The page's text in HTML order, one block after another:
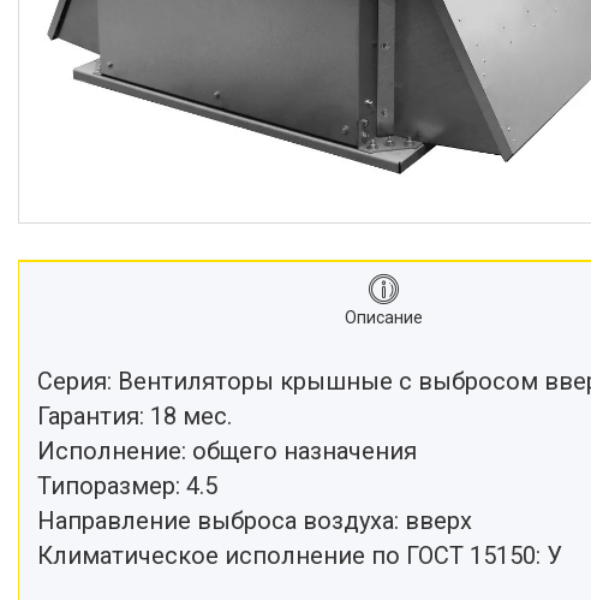
Описание
Серия: Вентиляторы крышные с выбросом
Гарантия: 18 мес.
Исполнение: общего назначения
Типоразмер: 4.5
Направление выброса воздуха: вверх
Климатическое исполнение по ГОСТ 15150: У